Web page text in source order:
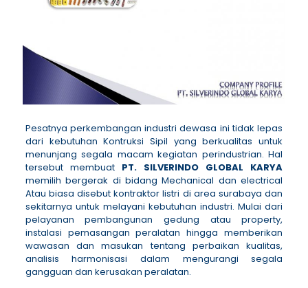
Pesatnya perkembangan industri dewasa ini tidak lepas
dari kebutuhan Kontruksi Sipil yang berkualitas untuk
menunjang segala macam kegiatan perindustrian. Hal
tersebut membuat PT. SILVERINDO GLOBAL KARYA
memilih bergerak di bidang Mechanical dan electrical
Atau biasa disebut kontraktor listri di area surabaya dan
sekitarnya untuk melayani kebutuhan industri. Mulai dari
pelayanan pembangunan gedung atau property,
instalasi pemasangan peralatan hingga memberikan
wawasan dan masukan tentang perbaikan kualitas,
analisis harmonisasi dalam mengurangi segala
gangguan dan kerusakan peralatan.